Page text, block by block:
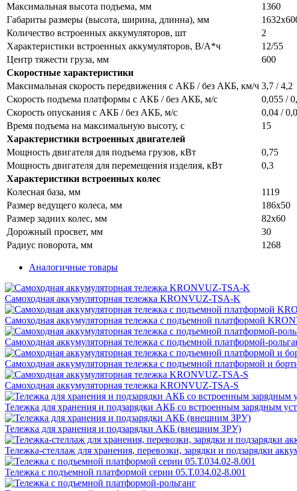
Максимальная высота подъема, мм
1360
Габариты размеры (высота, ширина, длинна), мм
Количество встроенных аккумуляторов, шт
2
Характеристики встроенных аккумуляторов, В/А*ч
12/55
Центр тяжести груза, мм
600
Скоростные характеристики
Максимальная скорость передвижения с АКБ / без АКБ, км/ч 3,7 / 4,2
Скорость подъема платформы с АКБ / без АКБ, м/с
0,055 /
Скорость опускания с АКБ / без АКБ, м/с
0,04 /
Время подъема на максимальную высоту, с
15
Характеристики встроенных двигателей
Мощность двигателя для подъема грузов, кВт
0,75
Мощность двигателя для перемещения изделия, кВт
0,3
Характеристики встроенных колес
Колесная база, мм
1119
Размер ведущего колеса, мм
186х50
Размер задних колес, мм
82x60
Дорожный просвет, мм
30
Радиус поворота, мм
1268
Аналогичные товары
Самоходная аккумуляторная тележка KRONVUZ-TSA-K
Самоходная аккумуляторная тележка с подъемной платформой
Самоходная аккумуляторная тележка с подъемной платформой-
Самоходная аккумуляторная тележка c подъемной платформой и
Самоходная аккумуляторная тележка KRONVUZ-TSA-S
Тележка для хранения и подзарядки АКБ со встроенным зарядным
Тележка для хранения и подзарядки АКБ (внешним ЗРУ)
Тележка-стеллаж для хранения, перевозки, зарядки и подзарядки
Тележка с подъемной платформой серии 05.Т.034.02-8.001